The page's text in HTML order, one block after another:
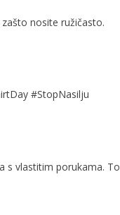
nosite ružičasto.
#StopNasilju
s vlastitim porukama. To